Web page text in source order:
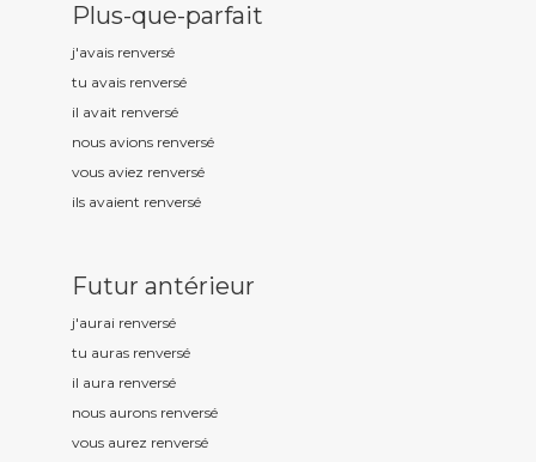
Plus-que-parfait
j'avais renversé
tu avais renversé
il avait renversé
nous avions renversé
vous aviez renversé
ils avaient renversé
Futur antérieur
j'aurai renversé
tu auras renversé
il aura renversé
nous aurons renversé
vous aurez renversé